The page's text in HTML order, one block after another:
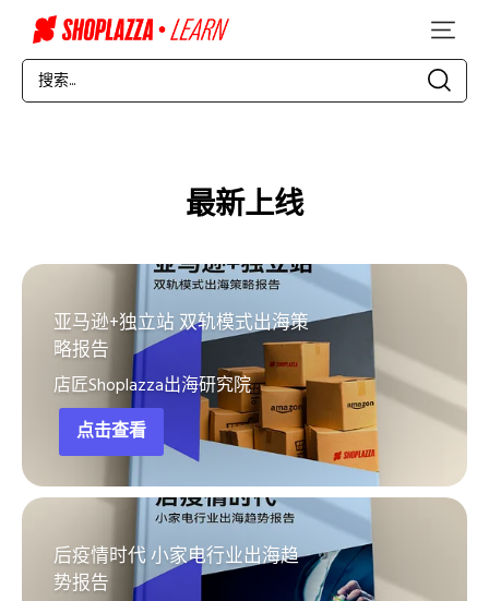
最新上线
亚马逊+独立站 双轨模式出海策
略报告
店匠Shoplazza出海研究院
点击查看
后疫情时代 小家电行业出海趋
势报告